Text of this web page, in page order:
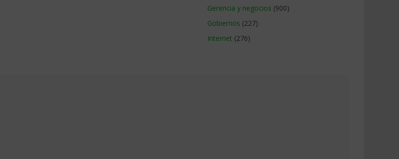
Gerencia y negocios (900)
Gobiernos (227)
Internet (276)